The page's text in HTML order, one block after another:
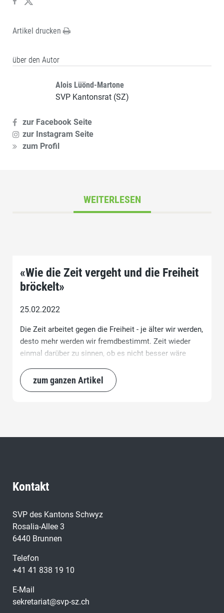
Artikel drucken
über den Autor
Alois Lüönd-Martone
SVP Kantonsrat (SZ)
zur Facebook Seite
zur Instagram Seite
zum Profil
WEITERLESEN
«Wie die Zeit vergeht und die Freiheit
bröckelt»
25.02.2022
Die Zeit arbeitet gegen die Freiheit - je älter wir werden,
desto mehr werden wir fremdbestimmt. Zeit wieder
einmal darüber zu sinnen, ob es nicht besser wäre
zum ganzen Artikel
Kontakt
SVP des Kantons Schwyz
Rosalia-Allee 3
6440 Brunnen
Telefon
+41 41 838 19 10
E-Mail
sekretariat@svp-sz.ch